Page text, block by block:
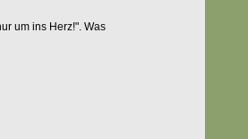
um ins Herz!". Was